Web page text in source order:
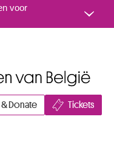
voor
& Donate Tickets